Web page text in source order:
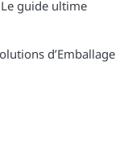
guide ultime
d’Emballage